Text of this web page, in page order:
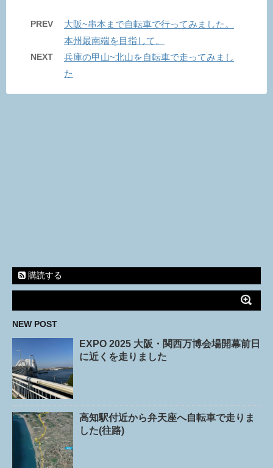
PREV
大阪~串本まで自転車で行ってみました。
本州最南端を目指して。
NEXT
兵庫の甲山~北山を自転車で走ってみまし
た
購読する
NEW POST
EXPO 2025 大阪・関西万博会場開幕前日
に近くを走りました
高知駅付近から弁天座へ自転車で走りま
した(往路)